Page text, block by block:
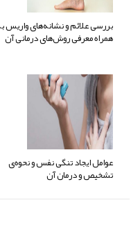
بررسی علائم و نشانه‌های واریس
همراه معرفی روش‌های درمانی آن
عوامل ایجاد تنگی نفس و نحوه‌ی
تشخیص و درمان آن